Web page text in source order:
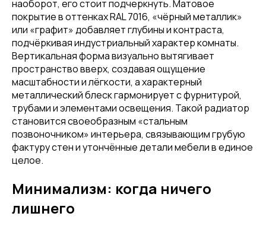
наоборот, его стоит подчеркнуть. Матовое
покрытие в оттенках RAL 7016, «чёрный металлик»
или «графит» добавляет глубины и контраста,
подчёркивая индустриальный характер комнаты.
Вертикальная форма визуально вытягивает
пространство вверх, создавая ощущение
масштабности и лёгкости, а характерный
металлический блеск гармонирует с фурнитурой,
трубами и элементами освещения. Такой радиатор
становится своеобразным «стальным
позвоночником» интерьера, связывающим грубую
фактуру стен и утончённые детали мебели в единое
целое.
Минимализм: когда ничего
лишнего